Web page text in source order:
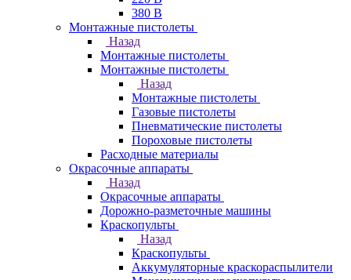
380 В
Монтажные пистолеты
Назад
Монтажные пистолеты
Монтажные пистолеты
Назад
Монтажные пистолеты
Газовые пистолеты
Пневматические пистолеты
Пороховые пистолеты
Расходные материалы
Окрасочные аппараты
Назад
Окрасочные аппараты
Дорожно-разметочные машины
Краскопульты
Назад
Краскопульты
Аккумуляторные краскораспылители